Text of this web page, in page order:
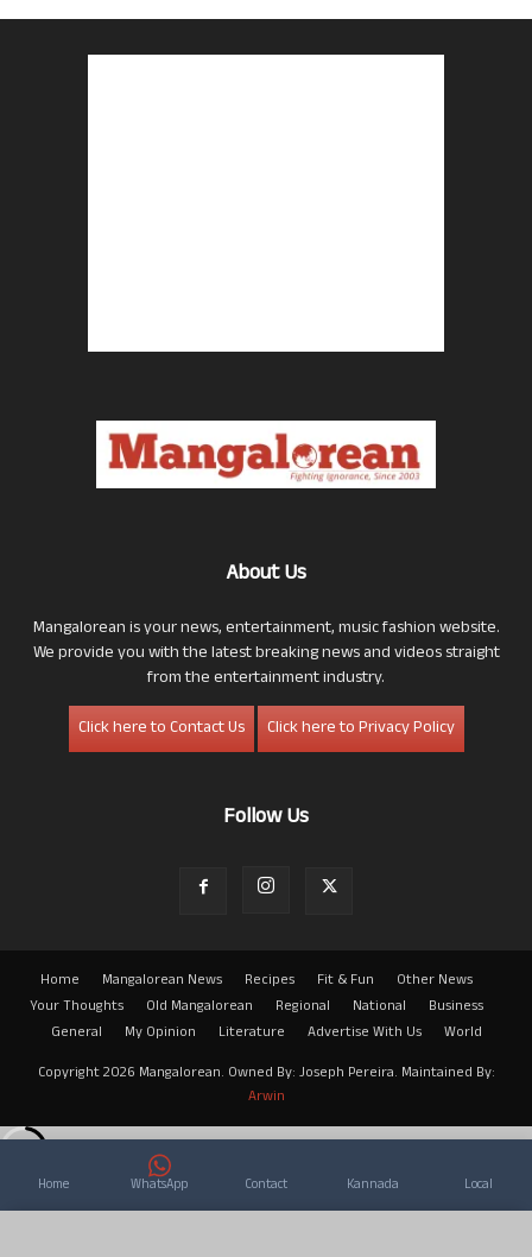
About Us
Mangalorean is your news, entertainment, music fashion website.
We provide you with the latest breaking news and videos straight
from the entertainment industry.
Click here to Contact Us
Click here to Privacy Policy
Follow Us
Home Mangalorean News Recipes Fit & Fun
Other News
Your Thoughts
Old Mangalorean Regional National
Business
General
My Opinion Literature Advertise With Us
World
Copyright 2026 Mangalorean. Owned By: Joseph Pereira. Maintained By:
Arwin
Home WhatsApp Contact Kannada Local